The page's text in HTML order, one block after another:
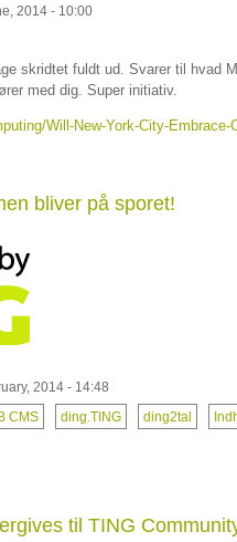
2014 - 10:00
skridtet fuldt ud. Svarer til hvad
med dig. Super initiativ.
Will-New-York-City-Embrace-
bliver på sporet!
2014 - 14:48
CMS ding.TING ding2tal
til TING